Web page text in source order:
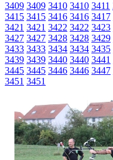
3409 3409 3410 3410 3411
3415 3415 3416 3416 3417
3421 3421 3422 3422 3423
3427 3427 3428 3428 3429
3433 3433 3434 3434 3435
3439 3439 3440 3440 3441
3445 3445 3446 3446 3447
3451 3451